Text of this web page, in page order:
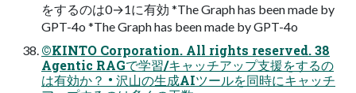
をするのは0→1に有効 *The Graph has been made by
GPT-4o *The Graph has been made by GPT-4o
©KINTO Corporation. All rights reserved. 38
Agentic RAGで学習/キャッチアップ支援をするの
は有効か？ • 沢山の生成AIツールを同時にキャッチ